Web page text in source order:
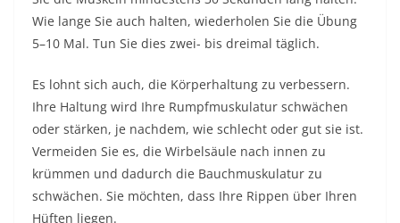
Wie lange Sie auch halten, wiederholen Sie die Übung
5–10 Mal. Tun Sie dies zwei- bis dreimal täglich.
Es lohnt sich auch, die Körperhaltung zu verbessern.
Ihre Haltung wird Ihre Rumpfmuskulatur schwächen
oder stärken, je nachdem, wie schlecht oder gut sie ist.
Vermeiden Sie es, die Wirbelsäule nach innen zu
krümmen und dadurch die Bauchmuskulatur zu
schwächen. Sie möchten, dass Ihre Rippen über Ihren
Hüften liegen.